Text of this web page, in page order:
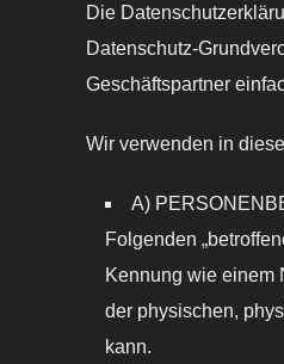
Die
Datenschutz-
Geschäftspartner
Wir verwenden in
A)
Folgenden
Kennung wie einem
der physischen,
kann.